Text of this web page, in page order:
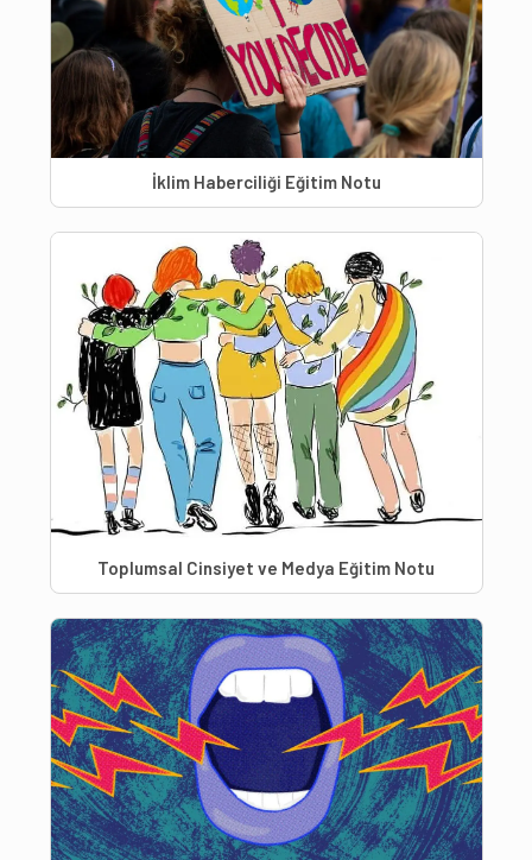
İklim Haberciliği Eğitim Notu
Toplumsal Cinsiyet ve Medya Eğitim Notu